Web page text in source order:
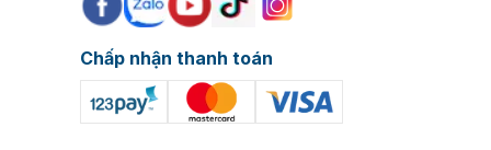
Chấp nhận thanh toán